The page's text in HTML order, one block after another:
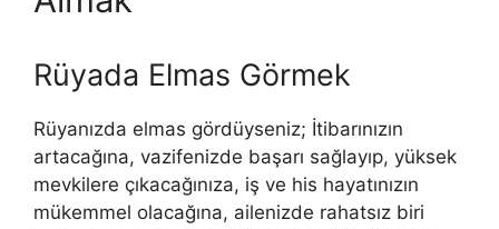
Rüyada Elmas Görmek
Rüyanızda elmas gördüyseniz; İtibarınızın
artacağına, vazifenizde başarı sağlayıp, yüksek
mevkilere çıkacağınıza, iş ve his hayatınızın
mükemmel olacağına, ailenizde rahatsız biri